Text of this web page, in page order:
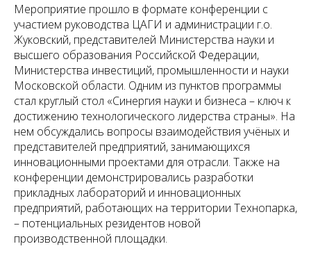
Мероприятие прошло в формате конференции с
участием руководства ЦАГИ и администрации г.о.
Жуковский, представителей Министерства науки и
высшего образования Российской Федерации,
Министерства инвестиций, промышленности и науки
Московской области. Одним из пунктов программы
стал круглый стол «Синергия науки и бизнеса – ключ к
достижению технологического лидерства страны». На
нем обсуждались вопросы взаимодействия учёных и
представителей предприятий, занимающихся
инновационными проектами для отрасли. Также на
конференции демонстрировались разработки
прикладных лабораторий и инновационных
предприятий, работающих на территории Технопарка,
– потенциальных резидентов новой
производственной площадки.